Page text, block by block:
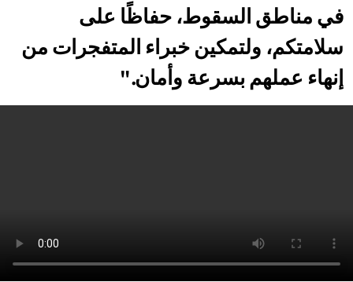
في مناطق السقوط، حفاظًا على
سلامتكم، ولتمكين خبراء المتفجرات من
إنهاء عملهم بسرعة وأمان."